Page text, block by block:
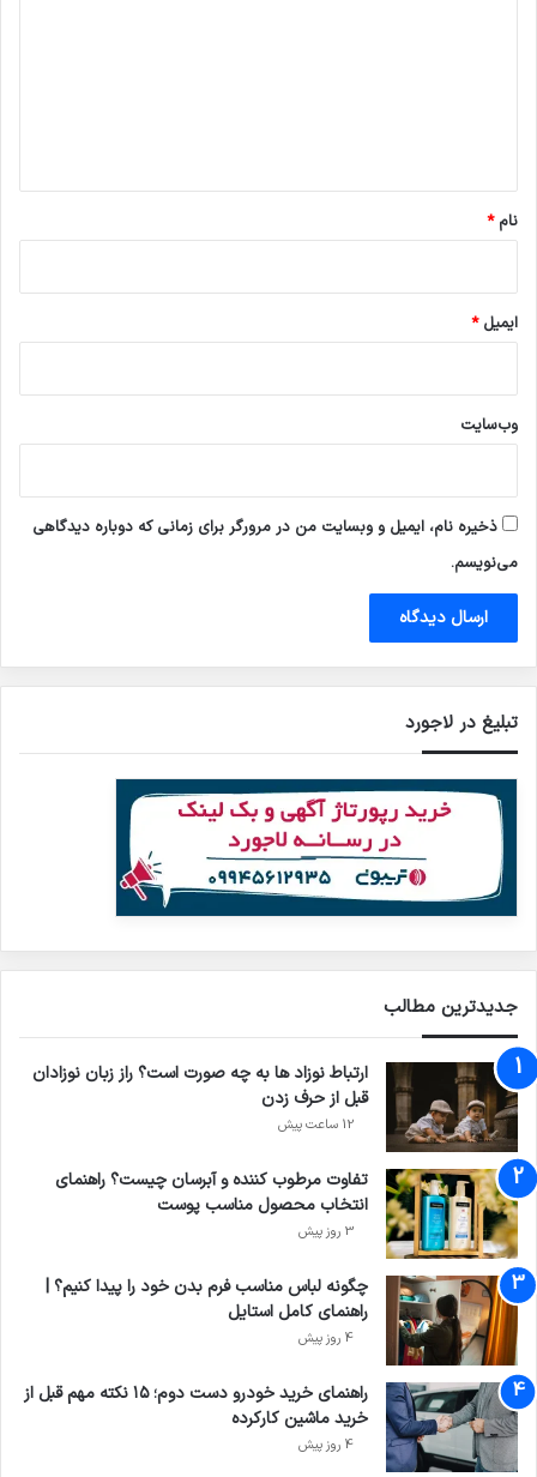
نام*
ایمیل*
وب‌سایت
ذخیره نام، ایمیل و وبسایت من در مرورگر برای زمانی که دوباره دیدگاهی
می‌نویسم.
تبلیغ در لاجورد
جدیدترین مطالب
ارتباط نوزاد ها به چه صورت است؟ راز زبان نوزادان
قبل از حرف زدن
12 ساعت پیش
تفاوت مرطوب کننده و آبرسان چیست؟ راهنمای
انتخاب محصول مناسب پوست
3 روز پیش
چگونه لباس مناسب فرم بدن خود را پیدا کنیم؟ |
راهنمای کامل استایل
4 روز پیش
راهنمای خرید خودرو دست دوم؛ ۱۵ نکته مهم قبل از
خرید ماشین کارکرده
4 روز پیش